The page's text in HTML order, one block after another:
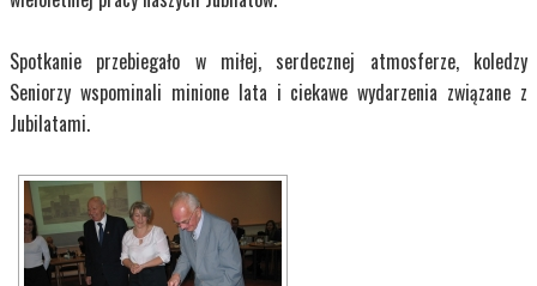
Spotkanie przebiegało w miłej, serdecznej atmosferze, koledzy
Seniorzy wspominali minione lata i ciekawe wydarzenia związane z
Jubilatami.